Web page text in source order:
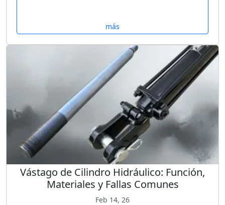
más
Vástago de Cilindro Hidráulico: Función,
Materiales y Fallas Comunes
Feb 14, 26